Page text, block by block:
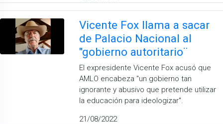
Vicente Fox llama a sacar
de Palacio Nacional al
"gobierno autoritario¨
El expresidente Vicente Fox acusó que
AMLO encabeza "un gobierno tan
ignorante y abusivo que pretende utilizar
la educación para ideologizar".
21/08/2022